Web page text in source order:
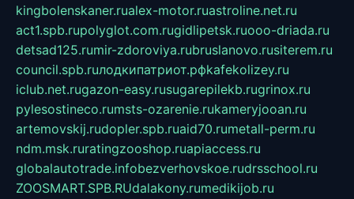
kingbolenskaner.rualex-motor.ruastroline.net.ru
act1.spb.rupolyglot.com.rugidlipetsk.ruooo-driada.ru
detsad125.rumir-zdoroviya.rubruslanovo.rusiterem.ru
council.spb.ruлодкипатриот.рфkafekolizey.ru
iclub.net.rugazon-easy.rusugarepilekb.rugrinox.ru
pylesostineco.rumsts-ozarenie.rukameryjooan.ru
artemovskij.rudopler.spb.ruaid70.rumetall-perm.ru
ndm.msk.ruratingzooshop.ruapiaccess.ru
globalautotrade.infobezverhovskoe.rudrsschool.ru
ZOOSMART.SPB.RUdalakony.rumedikijob.ru